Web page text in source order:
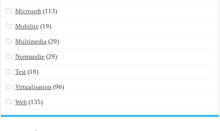
Microsoft (113)
Mobilite (19)
Multimedia (29)
Normandie (29)
Test (18)
Virtualisation (96)
Web (135)